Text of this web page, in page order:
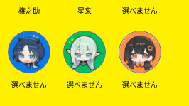
権之助 星来 選べません
選べません 選べません 選べません